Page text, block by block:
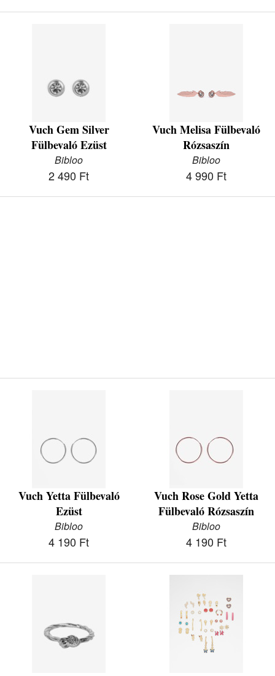
Vuch Gem Silver
Fülbevaló Ezüst
Bibloo
2 490 Ft
Vuch Melisa Fülbevaló
Rózsaszín
Bibloo
4 990 Ft
Vuch Yetta Fülbevaló
Ezüst
Bibloo
4 190 Ft
Vuch Rose Gold Yetta
Fülbevaló Rózsaszín
Bibloo
4 190 Ft